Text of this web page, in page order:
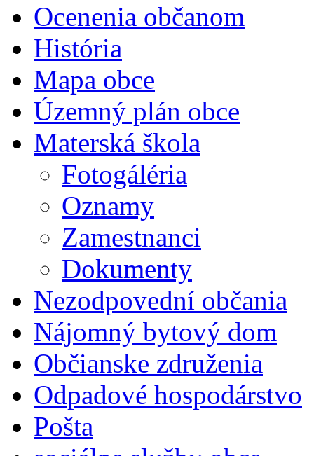
Ocenenia občanom
História
Mapa obce
Územný plán obce
Materská škola
Fotogáléria
Oznamy
Zamestnanci
Dokumenty
Nezodpovední občania
Nájomný bytový dom
Občianske združenia
Odpadové hospodárstvo
Pošta